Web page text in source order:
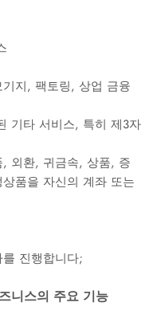
지, 팩토링, 상업 금융
기타 서비스, 특히 제3자
외환, 귀금속, 상품, 증
품을 자신의 계좌 또는
진행합니다;
니스의 주요 기능